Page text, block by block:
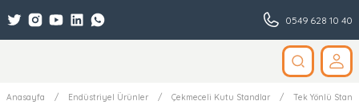
0549 628 10 40
Anasayfa Endüstriyel Ürünler Çekmeceli Kutu Standlar Tek Yönlü